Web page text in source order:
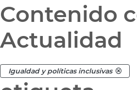
Contenido
Actualidad
Igualdad y políticas inclusivas